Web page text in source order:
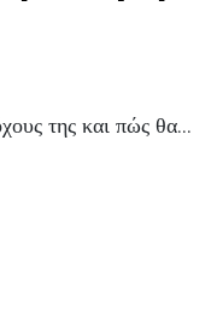
της και πώς θα...